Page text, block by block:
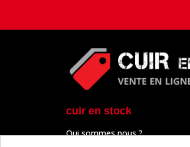
cuir en stock
Qui sommes nous ?